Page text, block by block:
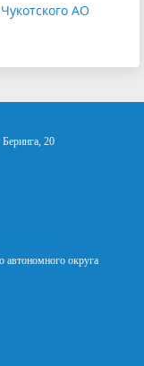
АО
20
автономного округа